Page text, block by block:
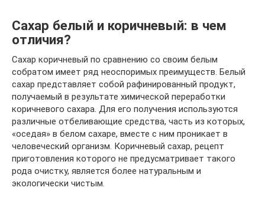
Сахар белый и коричневый: в чем
отличия?
Сахар коричневый по сравнению со своим белым
собратом имеет ряд неоспоримых преимуществ. Белый
сахар представляет собой рафинированный продукт,
получаемый в результате химической переработки
коричневого сахара. Для его получения используются
различные отбеливающие средства, часть из которых,
«оседая» в белом сахаре, вместе с ним проникает в
человеческий организм. Коричневый сахар, рецепт
приготовления которого не предусматривает такого
рода очистку, является более натуральным и
экологически чистым.